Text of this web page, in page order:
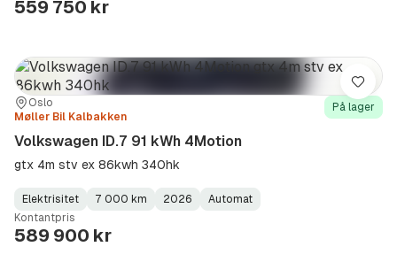
559 750 kr
Sted:
Oslo
Forhandler:
Møller Bil Kalbakken
På lager
Volkswagen ID.7 91 kWh 4Motion
gtx 4m stv ex 86kwh 340hk
Fuel
Type:
Elektrisitet
Kilometerstand:
7 000 km
Model
Year:
2026
Gearbox
Type:
Automat
Kontantpris
589 900 kr
Lagre